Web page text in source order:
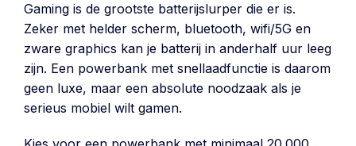
Gaming is de grootste batterijslurper die er is.
Zeker met helder scherm, bluetooth, wifi/5G en
zware graphics kan je batterij in anderhalf uur leeg
zijn. Een powerbank met snellaadfunctie is daarom
geen luxe, maar een absolute noodzaak als je
serieus mobiel wilt gamen.